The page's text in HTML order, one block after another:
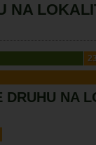
NA
DRUHU NA